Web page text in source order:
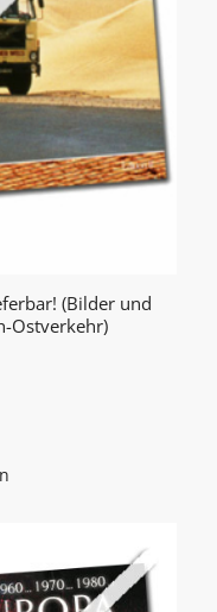
(Bilder und
Ostverkehr)